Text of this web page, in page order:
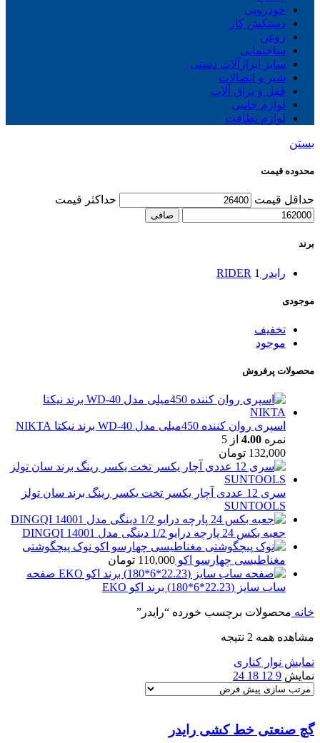
خودرویی
دستکش کار
روغن
ساختمانی
سایز ابزارآلات دستی
شیر و اتصالات
قفل و یراق آلات
لوازم جانبی
لوازم نظافت
بستن
محدوده قیمت
حداقل قیمت حداكثر قيمت
صافی
برند
رایدر RIDER 1
موجودی
تخفیف
موجود
محصولات پرفروش
اسپری روان کننده 450میلی مدل WD-40 برند نیکتا NIKTA
نمره 4.00 از 5
132,000 تومان
سری 12 عددی آچار یکسر تخت یکسر رینگ برند سان تولز
SUNTOOLS
جعبه بکس 24 پارچه درایو 1/2 دینگی مدل 14001 DINGQI
نوک پیچگوشتی
مغناطیسی چهارسو اکو 110,000 تومان
صفحه
ساب سایز (22.23*6*180) برند اکو EKO
خانه محصولات برچسب خورده “رایدر”
مشاهده همه 2 نتیجه
نمایش نوار کناری
نمایش 9
12
18
24
گچ صنعتی خط کشی رایدر